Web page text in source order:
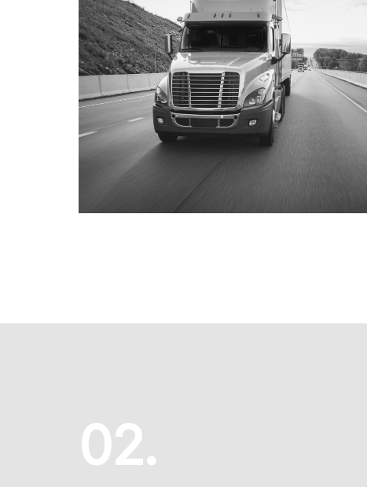
02.